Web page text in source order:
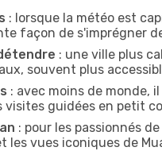
: lorsque la météo est
façon de s'imprégner
: une ville plus
souvent plus
: avec moins de monde,
visites guidées en petit
: pour les passionnés
les vues iconiques de